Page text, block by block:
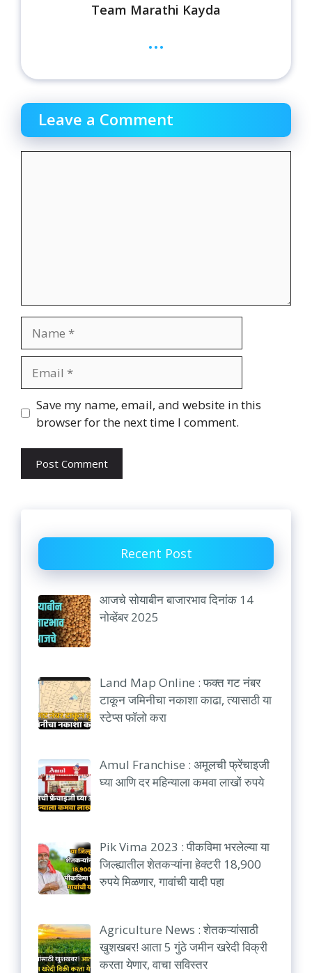
Team Marathi Kayda
...
Leave a Comment
Website
Save my name, email, and website in this
browser for the next time I comment.
Recent Post
आजचे सोयाबीन बाजारभाव दिनांक 14
नोव्हेंबर 2025
Land Map Online : फक्त गट नंबर
टाकून जमिनीचा नकाशा काढा, त्यासाठी या
स्टेप्स फॉलो करा
Amul Franchise : अमूलची फ्रेंचाइजी
घ्या आणि दर महिन्याला कमवा लाखों रुपये
Pik Vima 2023 : पीकविमा भरलेल्या या
जिल्ह्यातील शेतकऱ्यांना हेक्टरी 18,900
रुपये मिळणार, गावांची यादी पहा
Agriculture News : शेतकऱ्यांसाठी
खुशखबर! आता 5 गुंठे जमीन खरेदी विक्री
करता येणार, वाचा सविस्तर